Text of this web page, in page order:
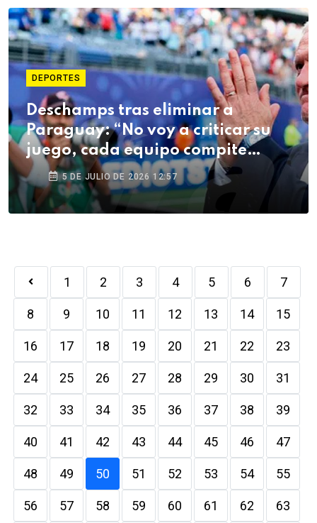
DEPORTES
Deschamps tras eliminar a
Paraguay: “No voy a criticar su
juego, cada equipo compite
como quiere”
5 DE JULIO DE 2026 12:57
1 2 3 4 5 6 7
8 9 10 11 12 13 14 15
16 17 18 19 20 21 22 23
24 25 26 27 28 29 30 31
32 33 34 35 36 37 38 39
40 41 42 43 44 45 46 47
48 49 50 51 52 53 54 55
56 57 58 59 60 61 62 63